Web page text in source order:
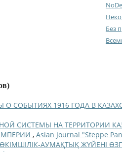
Без
СОБЫТИЯХ 1916 ГОДА В
СИСТЕМЫ НА ТЕРРИТОРИИ
, Asian Journal "Steppe
АУМАҚТЫҚ ЖҮЙЕНІ